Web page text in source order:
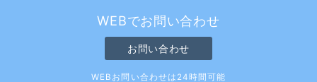
WEBでお問い合わせ
お問い合わせ
WEBお問い合わせは24時間可能